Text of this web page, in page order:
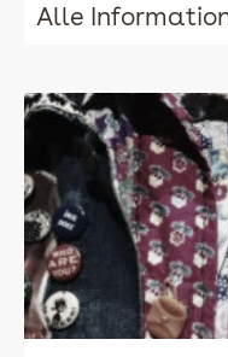
Alle